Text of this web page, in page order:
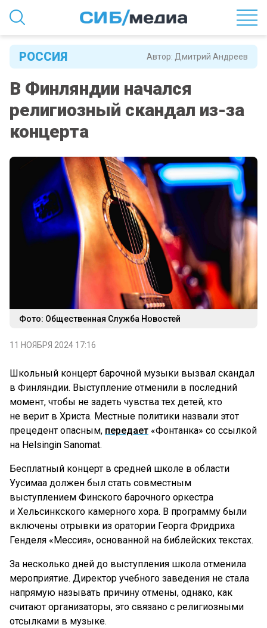
Автор: Дмитрий Андреев
РОССИЯ
В Финляндии начался
религиозный скандал из-за
концерта
Фото: Общественная Служба Новостей
11 НОЯБРЯ 2024 17:16
Школьный концерт барочной музыки вызвал скандал
в Финляндии. Выступление отменили в последний
момент, чтобы не задеть чувства тех детей, кто
не верит в Христа. Местные политики назвали этот
прецедент опасным, передает «Фонтанка» со ссылкой
на Helsingin Sanomat.
Бесплатный концерт в средней школе в области
Уусимаа должен был стать совместным
выступлением Финского барочного оркестра
и Хельсинкского камерного хора. В программу были
включены отрывки из оратории Георга Фридриха
Генделя «Мессия», основанной на библейских текстах.
За несколько дней до выступления школа отменила
мероприятие. Директор учебного заведения не стала
напрямую называть причину отмены, однако, как
считают организаторы, это связано с религиозными
отсылками в музыке.